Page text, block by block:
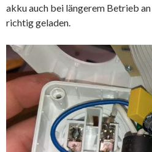
akku auch bei längerem Betrieb
richtig geladen.